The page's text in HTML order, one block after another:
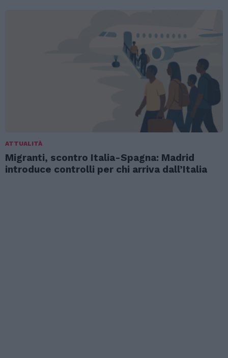
ATTUALITÀ
Migranti, scontro Italia-Spagna: Madrid
introduce controlli per chi arriva dall’Italia